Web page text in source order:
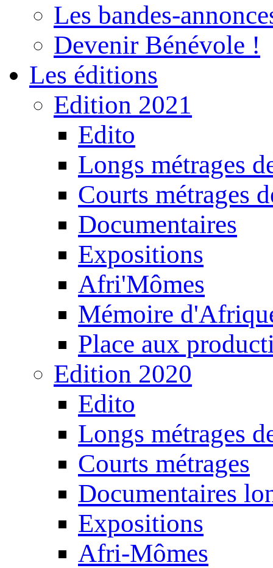
Les bandes-
Devenir Bénévole !
Les éditions
Edition 2021
Edito
Longs métrages
Courts métrages
Documentaires
Expositions
Afri'Mômes
Mémoire
Place aux
Edition 2020
Edito
Longs métrages
Courts métrages
Documentaires
Expositions
Afri-Mômes